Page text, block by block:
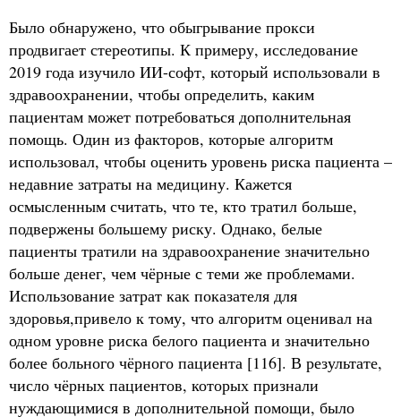
Было обнаружено, что обыгрывание прокси
продвигает стереотипы. К примеру, исследование
2019 года изучило ИИ-софт, который использовали в
здравоохранении, чтобы определить, каким
пациентам может потребоваться дополнительная
помощь. Один из факторов, которые алгоритм
использовал, чтобы оценить уровень риска пациента –
недавние затраты на медицину. Кажется
осмысленным считать, что те, кто тратил больше,
подвержены большему риску. Однако, белые
пациенты тратили на здравоохранение значительно
больше денег, чем чёрные с теми же проблемами.
Использование затрат как показателя для
здоровья,привело к тому, что алгоритм оценивал на
одном уровне риска белого пациента и значительно
более больного чёрного пациента [116]. В результате,
число чёрных пациентов, которых признали
нуждающимися в дополнительной помощи, было